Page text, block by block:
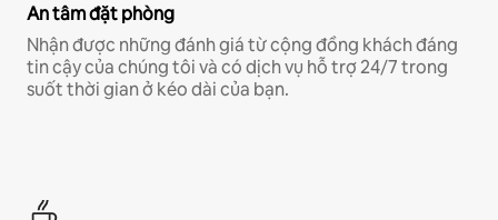
An tâm đặt phòng
Nhận được những đánh giá từ cộng đồng khách đáng
tin cậy của chúng tôi và có dịch vụ hỗ trợ 24/7 trong
suốt thời gian ở kéo dài của bạn.